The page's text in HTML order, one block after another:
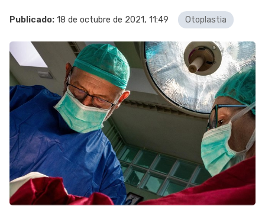
Publicado: 18 de octubre de 2021, 11:49 Otoplastia